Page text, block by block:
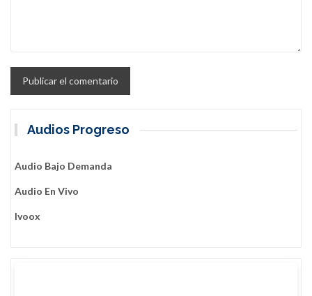
Audios Progreso
Audio Bajo Demanda
Audio En Vivo
Ivoox